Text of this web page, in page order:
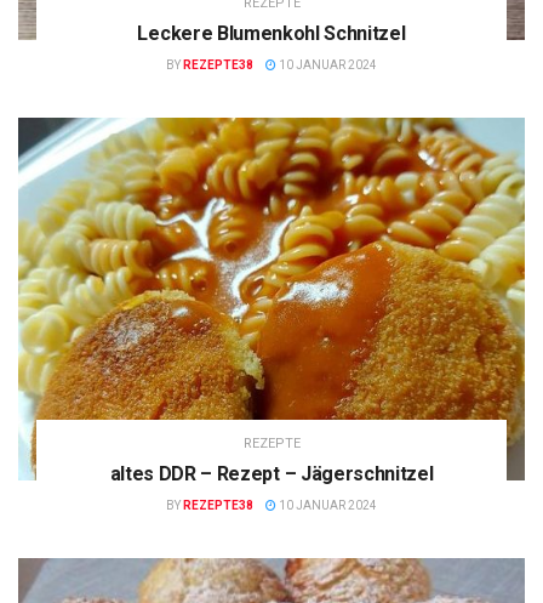
Leckere Blumenkohl Schnitzel
BY REZEPTE38 10 JANUAR 2024
REZEPTE
altes DDR – Rezept – Jägerschnitzel
BY REZEPTE38 10 JANUAR 2024